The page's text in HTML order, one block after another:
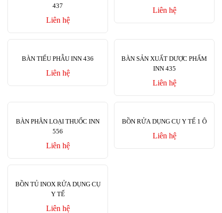
437
Liên hệ
Liên hệ
BÀN TIỂU PHẪU INN 436
Liên hệ
BÀN SẢN XUẤT DƯỢC PHẨM
INN 435
Liên hệ
BÀN PHÂN LOẠI THUỐC INN
556
Liên hệ
BỒN RỬA DỤNG CỤ Y TẾ 1 Ô
Liên hệ
BỒN TỦ INOX RỬA DỤNG CỤ
Y TẾ
Liên hệ